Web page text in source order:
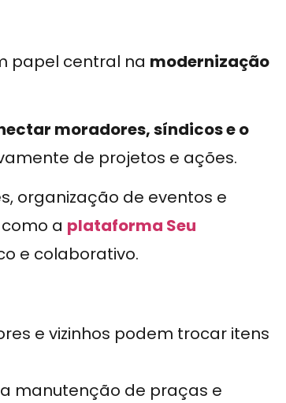
papel central na modernização
moradores, síndicos e o
de projetos e ações.
organização de eventos e
a plataforma Seu
e colaborativo.
e vizinhos podem trocar itens
manutenção de praças e